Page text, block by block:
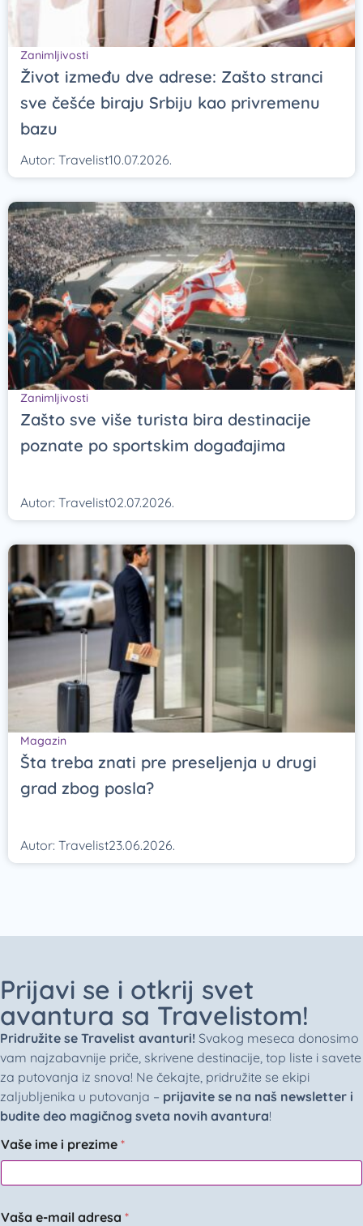
Zanimljivosti
Život između dve adrese: Zašto stranci
sve češće biraju Srbiju kao privremenu
bazu
Autor: Travelist10.07.2026.
Zanimljivosti
Zašto sve više turista bira destinacije
poznate po sportskim događajima
Autor: Travelist02.07.2026.
Magazin
Šta treba znati pre preseljenja u drugi
grad zbog posla?
Autor: Travelist23.06.2026.
Prijavi se i otkrij svet
avantura sa Travelistom!
Pridružite se Travelist avanturi! Svakog meseca donosimo
vam najzabavnije priče, skrivene destinacije, top liste i savete
za putovanja iz snova! Ne čekajte, pridružite se ekipi
zaljubljenika u putovanja – prijavite se na naš newsletter i
budite deo magičnog sveta novih avantura!
Vaše ime i prezime *
Vaša e-mail adresa *